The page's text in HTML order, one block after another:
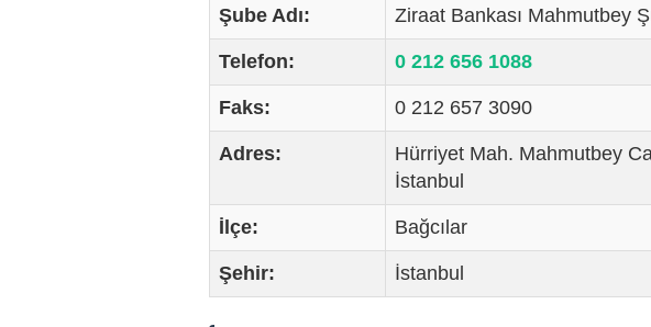
Şube Adı: Ziraat Bankası Mahmutbey
Telefon: 0 212 656 1088
Faks: 0 212 657 3090
Adres:
Hürriyet Mah. Mahmutbey
İstanbul
İlçe: Bağcılar
Şehir: İstanbul